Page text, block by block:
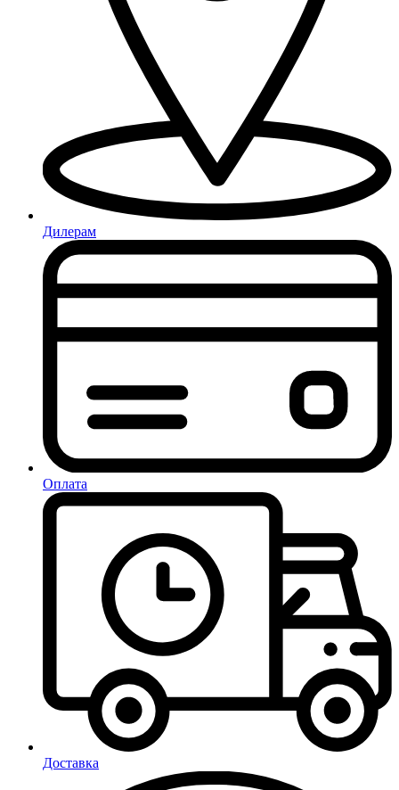
Дилерам
Оплата
Доставка